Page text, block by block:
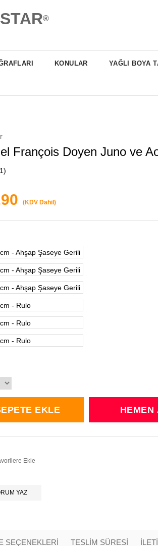
®
KONULAR YAĞLI BOYA
François Doyen Juno ve
(KDV Dahil)
- Ahşap Şaseye Gerili
- Ahşap Şaseye Gerili
- Ahşap Şaseye Gerili
- Rulo
- Rulo
- Rulo
Ekle
YAZ
SEÇENEKLERI TESLİM SÜRESİ